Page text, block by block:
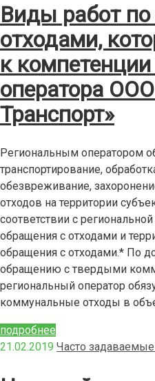
Виды работ
отходами,
к
оператора
Транспорт»
Региональным оператором
транспортирование,
обезвреживание,
отходов на территории
соответствии с
обращения с отходами и
обращения с отходами.* По
обращению с твердыми
региональный оператор
коммунальные отходы в
подробнее
21.02.2019 Часто